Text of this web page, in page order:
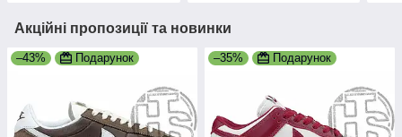
Акційні пропозиції та новинки
–43% Подарунок –35% Подарунок